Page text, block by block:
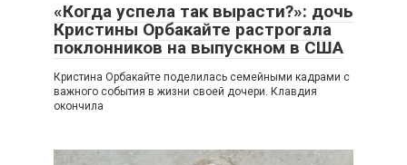
«Когда успела так вырасти?»: дочь
Кристины Орбакайте растрогала
поклонников на выпускном в США
Кристина Орбакайте поделилась семейными кадрами с
важного события в жизни своей дочери. Клавдия
окончила